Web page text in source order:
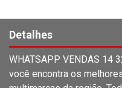
Detalhes
WHATSAPP VENDAS 14
você encontra os